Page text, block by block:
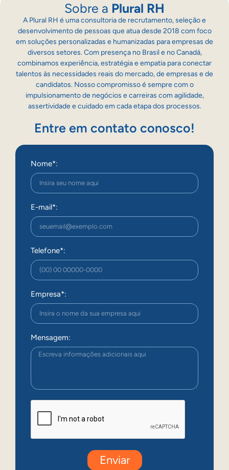
Sobre a Plural RH
A Plural RH é uma consultoria de recrutamento, seleção e
desenvolvimento de pessoas que atua desde 2018 com foco
em soluções personalizadas e humanizadas para empresas de
diversos setores. Com presença no Brasil e no Canadá,
combinamos experiência, estratégia e empatia para conectar
talentos às necessidades reais do mercado, de empresas e de
candidatos. Nosso compromisso é sempre com o
impulsionamento de negócios e carreiras com agilidade,
assertividade e cuidado em cada etapa dos processos.
Entre em contato conosco!
Nome*:
E-mail*:
Telefone*:
Empresa*:
Mensagem:
Enviar